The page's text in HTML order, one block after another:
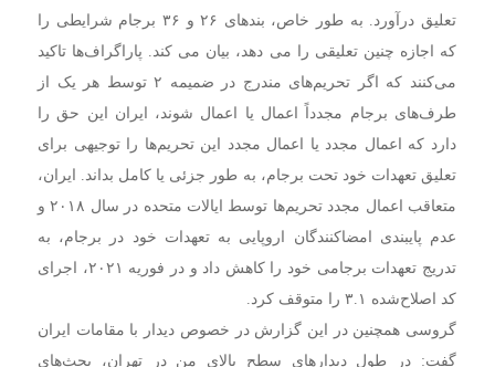
تعلیق درآورد. به طور خاص، بندهای ۲۶ و ۳۶ برجام شرایطی را
که اجازه چنین تعلیقی را می دهد، بیان می کند. پاراگراف‌ها تاکید
می‌کنند که اگر تحریم‌های مندرج در ضمیمه ۲ توسط هر یک از
طرف‌های برجام مجدداً اعمال یا اعمال شوند، ایران این حق را
دارد که اعمال مجدد یا اعمال مجدد این تحریم‌ها را توجیهی برای
تعلیق تعهدات خود تحت برجام، به طور جزئی یا کامل بداند. ایران،
متعاقب اعمال مجدد تحریم‌ها توسط ایالات متحده در سال ۲۰۱۸ و
عدم پایبندی امضاکنندگان اروپایی به تعهدات خود در برجام، به
تدریج تعهدات برجامی خود را کاهش داد و در فوریه ۲۰۲۱، اجرای
کد اصلاح‌شده ۳.۱ را متوقف کرد.
گروسی همچنین در این گزارش در خصوص دیدار با مقامات ایران
گفت: در طول دیدارهای سطح بالای من در تهران، بحث‌های